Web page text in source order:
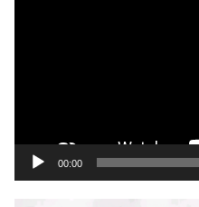
00:00